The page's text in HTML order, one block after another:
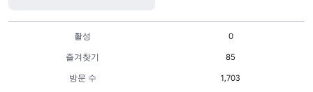
활성
0
즐겨찾기
85
방문 수
1,703